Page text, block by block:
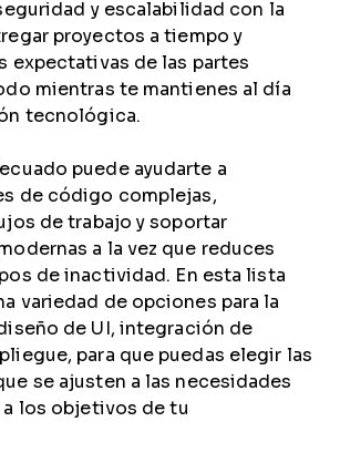
y escalabilidad con la
proyectos a tiempo y
expectativas de las partes
mientras te mantienes al día
tecnológica.
puede ayudarte a
de código complejas,
de trabajo y soportar
a la vez que reduces
de inactividad. En esta lista
variedad de opciones para la
de UI, integración de
para que puedas elegir las
se ajusten a las necesidades
los objetivos de tu